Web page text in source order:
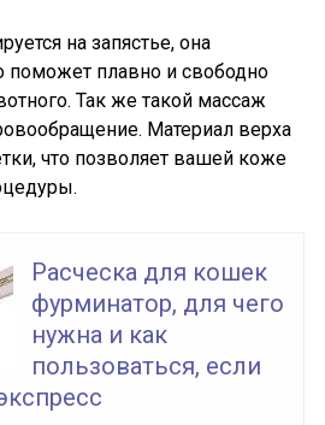
на запястье, она
поможет плавно и свободно
Так же такой массаж
Материал верха
что позволяет вашей коже
Расческа для кошек
фурминатор, для чего
нужна и как
пользоваться, если